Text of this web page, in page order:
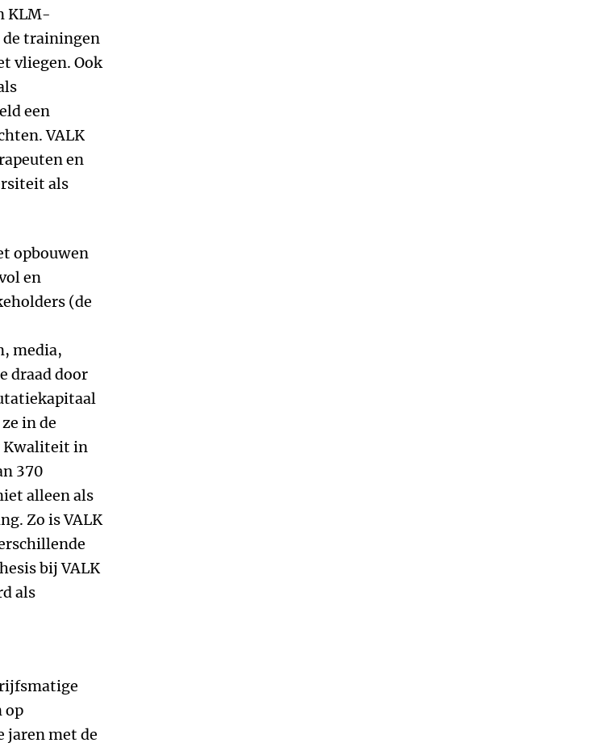
KLM-
de trainingen
vliegen. Ook
een
VALK
en
als
opbouwen
en
(de
media,
draad door
in de
Kwaliteit in
370
alleen als
Zo is VALK
bij VALK
als
op
jaren met de